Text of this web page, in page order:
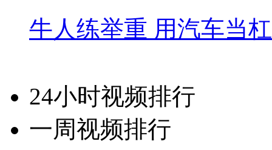
牛人练举重 用汽车当
24小时视频排行
一周视频排行